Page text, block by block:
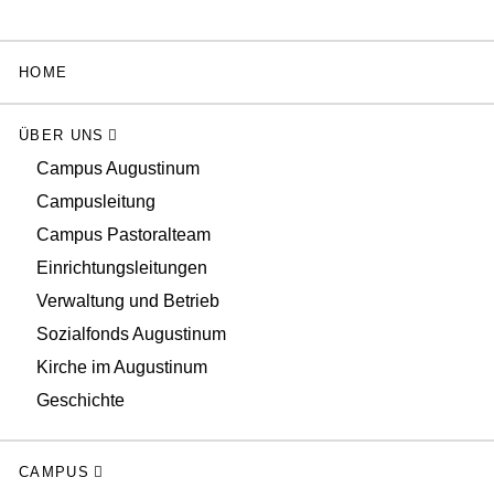
HOME
ÜBER UNS
Campus Augustinum
Campusleitung
Campus Pastoralteam
Einrichtungsleitungen
Verwaltung und Betrieb
Sozialfonds Augustinum
Kirche im Augustinum
Geschichte
CAMPUS